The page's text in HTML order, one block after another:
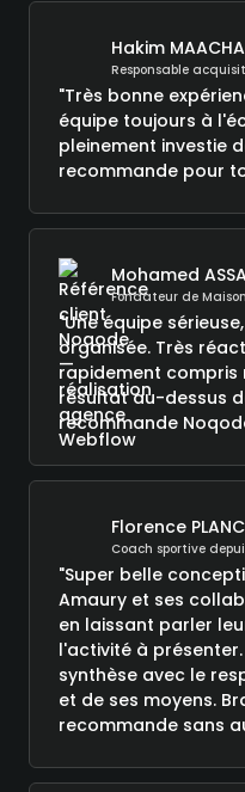
Hakim MAACHA
Responsable
"Très bonne
équipe toujours à
pleinement investie
recommande pour
Mohamed
Fondateur de
"Une équipe
organisée. Très
rapidement compris
résultat au-dessus
recommande
Florence
Coach sportive
"Super belle
Amaury et ses
en laissant parler
l'activité à
synthèse avec le
et de ses moyens.
recommande sans